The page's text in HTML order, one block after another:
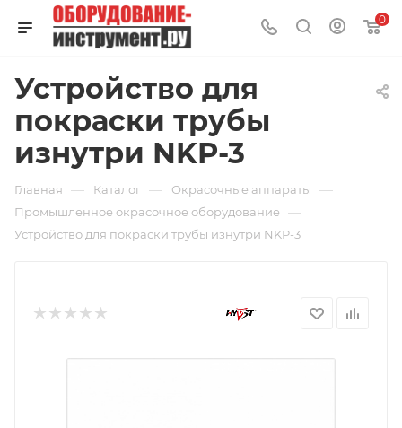
0
Устройство для
покраски трубы
изнутри NKP-3
Главная — Каталог — Окрасочные аппараты —
Промышленное окрасочное оборудование —
Устройство для покраски трубы изнутри NKP-3